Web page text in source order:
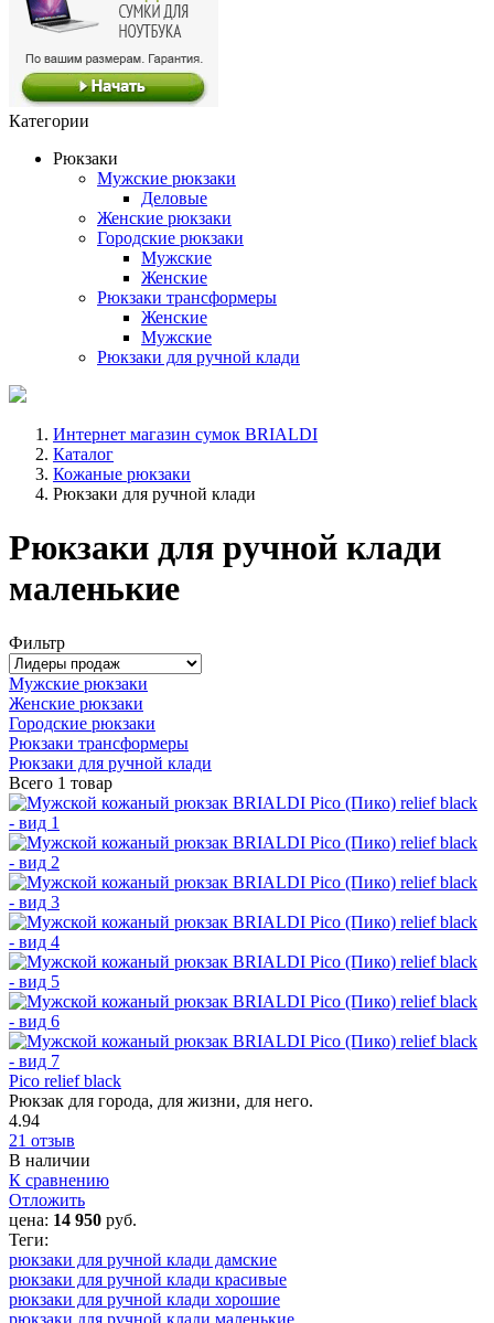
Категории
Рюкзаки
Мужские рюкзаки
Деловые
Женские рюкзаки
Городские рюкзаки
Мужские
Женские
Рюкзаки трансформеры
Женские
Мужские
Рюкзаки для ручной клади
Интернет магазин сумок BRIALDI
Каталог
Кожаные рюкзаки
Рюкзаки для ручной клади
Рюкзаки для ручной клади
маленькие
Фильтр
Мужские рюкзаки
Женские рюкзаки
Городские рюкзаки
Рюкзаки трансформеры
Рюкзаки для ручной клади
Всего 1 товар
Pico relief black
Рюкзак для города, для жизни, для него.
4.94
21 отзыв
В наличии
К сравнению
Отложить
цена: 14 950 руб.
Теги:
рюкзаки для ручной клади дамские
рюкзаки для ручной клади красивые
рюкзаки для ручной клади хорошие
рюкзаки для ручной клади маленькие